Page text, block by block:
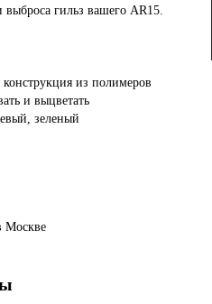
гильз вашего AR15.
конструкция из полимеров
и выцветать
зеленый
Москве